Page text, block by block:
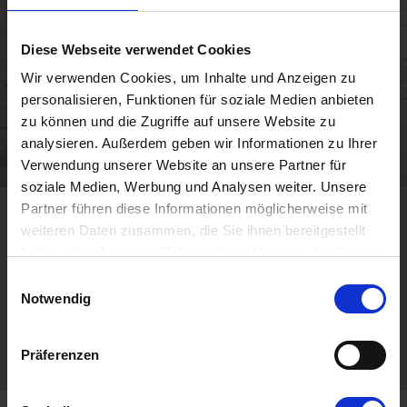
Diese Webseite verwendet Cookies
Wir verwenden Cookies, um Inhalte und Anzeigen zu
personalisieren, Funktionen für soziale Medien anbieten
zu können und die Zugriffe auf unsere Website zu
analysieren. Außerdem geben wir Informationen zu Ihrer
Verwendung unserer Website an unsere Partner für
soziale Medien, Werbung und Analysen weiter. Unsere
Partner führen diese Informationen möglicherweise mit
weiteren Daten zusammen, die Sie ihnen bereitgestellt
Cookies, wenn Sie unsere Webseite weiterhin nutzen.
Notwendig
Präferenzen
Erleben Sie die Fische aus
nächster Nähe
Im Fischerei- und Schifffahrtsmuseum in Esbjerg können Sie die
die in den dänischen Gewässern herumschwimmen.